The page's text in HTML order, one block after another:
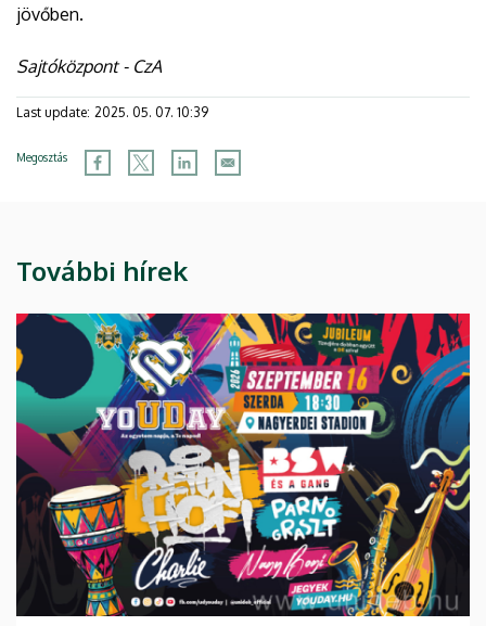
jövőben.
Sajtóközpont - CzA
Last update: 2025. 05. 07. 10:39
Megosztás
További hírek